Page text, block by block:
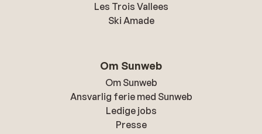
Les Trois Vallees
Ski Amade
Om Sunweb
Om Sunweb
Ansvarlig ferie med Sunweb
Ledige jobs
Presse